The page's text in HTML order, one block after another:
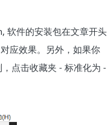
软件的安装包在文章开头
应效果。另外，如果你
点击收藏夹 - 标准化为 -